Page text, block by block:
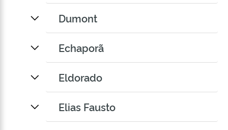
Dumont
Echaporã
Eldorado
Elias Fausto